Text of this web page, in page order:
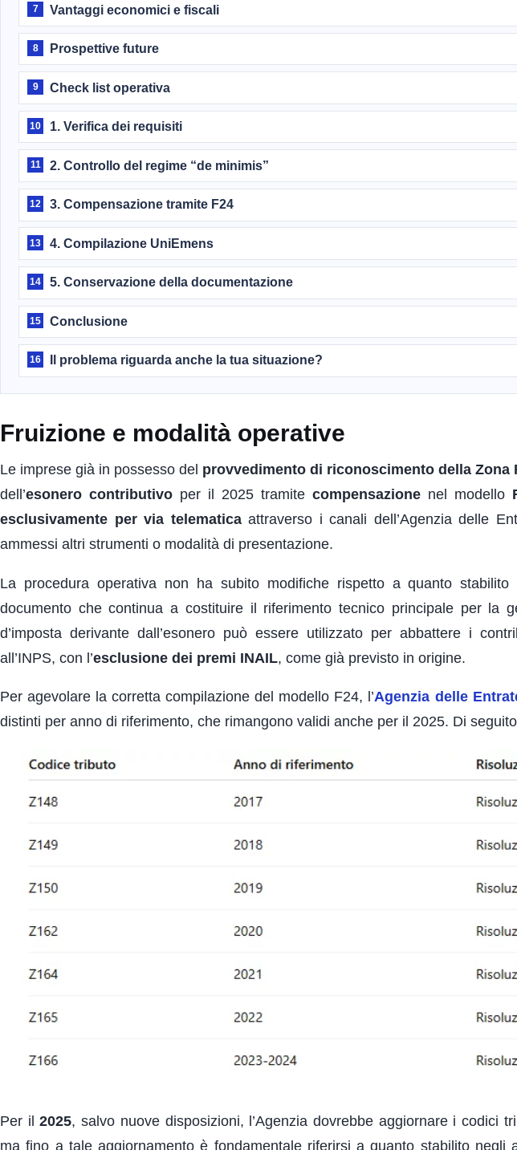
7 Vantaggi economici e fiscali
8 Prospettive future
9 Check list operativa
10 1. Verifica dei requisiti
11 2. Controllo del regime “de minimis”
12 3. Compensazione tramite F24
13 4. Compilazione UniEmens
14 5. Conservazione della documentazione
15 Conclusione
16 Il problema riguarda anche la tua situazione?
Fruizione e modalità operative
Le imprese già in possesso del provvedimento di riconoscimento della Zona
dell’esonero contributivo per il 2025 tramite compensazione nel modello
esclusivamente per via telematicaattraverso i canali dell’Agenzia delle
ammessi altri strumenti o modalità di presentazione.
La procedura operativa non ha subito modifiche rispetto a quanto
documento che continua a costituire il riferimento tecnico principale per la
d’imposta derivante dall’esonero può essere utilizzato per abbattere i
all’INPS, con l’esclusione dei premi INAIL, come già previsto in origine.
Per agevolare la corretta compilazione del modello F24, l’Agenzia delle
distinti per anno di riferimento, che rimangono validi anche per il 2025. Di
Per il2025, salvo nuove disposizioni, l’Agenzia dovrebbe aggiornare i codici
ma fino a tale aggiornamento è fondamentale riferirsi a quanto stabilito negli